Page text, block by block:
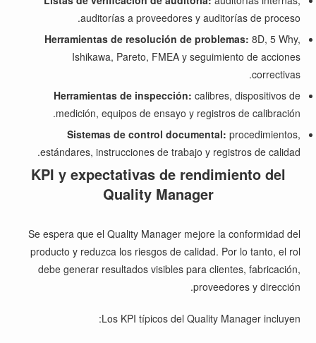
auditorías a proveedores y auditorías de proceso.
Herramientas de resolución de problemas: 8D, 5 Why,
Ishikawa, Pareto, FMEA y seguimiento de acciones
correctivas.
Herramientas de inspección: calibres, dispositivos de
medición, equipos de ensayo y registros de calibración.
Sistemas de control documental: procedimientos,
estándares, instrucciones de trabajo y registros de calidad.
KPI y expectativas de rendimiento del
Quality Manager
Se espera que el Quality Manager mejore la conformidad del
producto y reduzca los riesgos de calidad. Por lo tanto, el rol
debe generar resultados visibles para clientes, fabricación,
proveedores y dirección.
Los KPI típicos del Quality Manager incluyen: